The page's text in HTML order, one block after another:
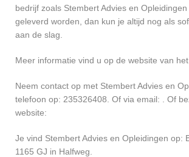
bedrijf zoals Stembert Advies en
geleverd worden, dan kun je altijd nog als
aan de slag.
Meer informatie vind u op de website van
Neem contact op met Stembert Advies en
telefoon op: 235326408. Of via email:
. Of
website:
Je vind Stembert Advies en Opleidingen op:
1165 GJ in Halfweg.